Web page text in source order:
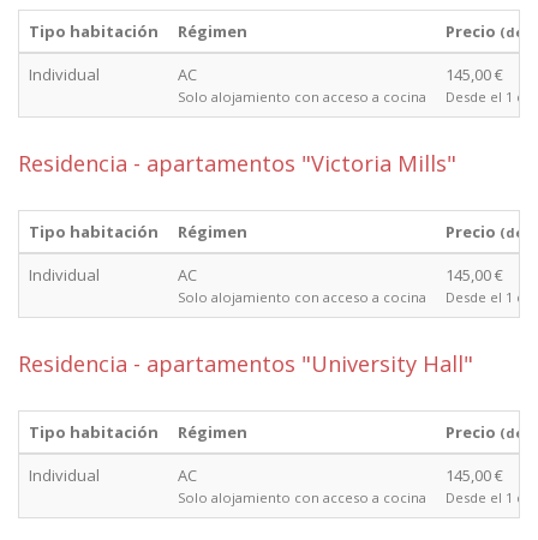
Tipo habitación Régimen Precio
Individual AC
Solo alojamiento con acceso a cocina
145,00 €
Desde el 1
Residencia - apartamentos "Victoria Mills"
Tipo habitación Régimen Precio
Individual AC
Solo alojamiento con acceso a cocina
145,00 €
Desde el 1
Residencia - apartamentos "University Hall"
Tipo habitación Régimen Precio
Individual AC
Solo alojamiento con acceso a cocina
145,00 €
Desde el 1